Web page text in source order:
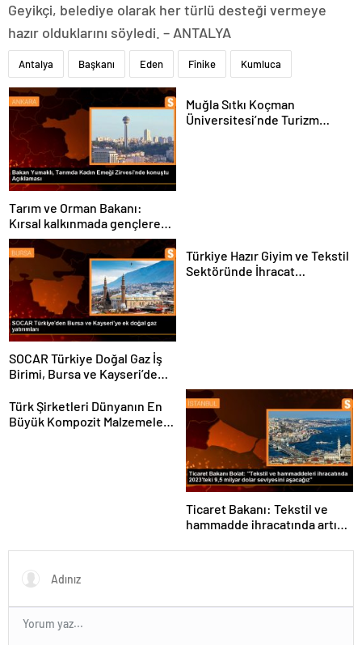
Geyikçi, belediye olarak her türlü desteği vermeye
hazır olduklarını söyledi. – ANTALYA
Antalya Başkanı Eden Finike Kumluca
Tarım ve Orman Bakanı:
Kırsal kalkınmada gençlere
ve kadınlara pozitif ayrımcılık
yapıyoruz
Muğla Sıtkı Koçman
Üniversitesi’nde Turizm
SOCAR Türkiye Doğal Gaz İş
Birimi, Bursa ve Kayseri’de
Türkiye Hazır Giyim ve Tekstil
Sektöründe İhracat
Türk Şirketleri Dünyanın En
Büyük Kompozit Malzemeler
Ticaret Bakanı: Tekstil ve
hammadde ihracatında artış